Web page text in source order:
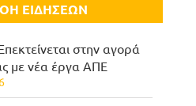
ΕΙΔΗΣΕΩΝ
στην αγορά
με νέα έργα ΑΠΕ